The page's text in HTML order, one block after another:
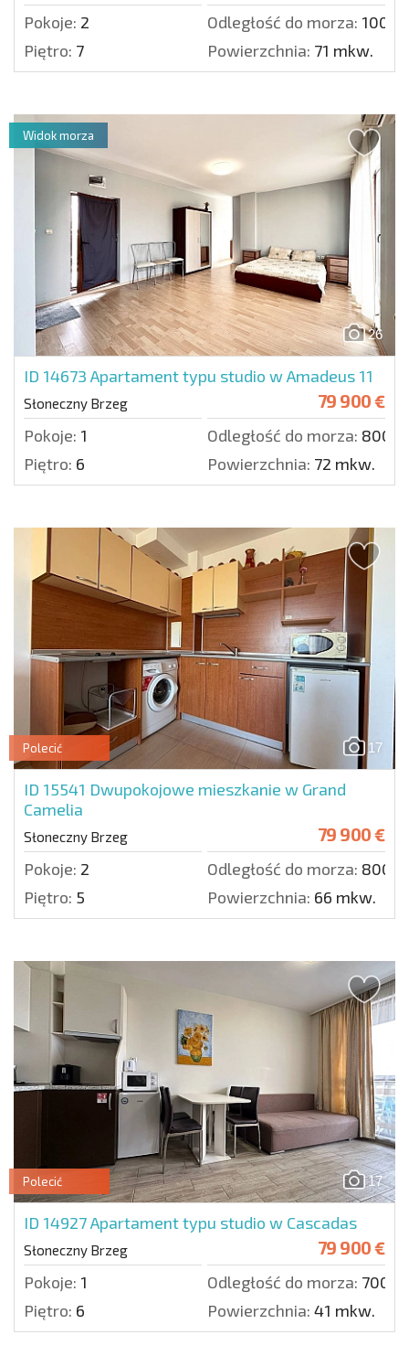
Pokoje: 2 Odległość do morza: 1000
Piętro: 7 Powierzchnia: 71 mkw.
26
ID 14673 Apartament typu studio w Amadeus 11
Słoneczny Brzeg 79 900 €
Pokoje: 1 Odległość do morza: 800
Piętro: 6 Powierzchnia: 72 mkw.
Widok morza
17
Polecić
ID 15541 Dwupokojowe mieszkanie w Grand
Camelia
Słoneczny Brzeg 79 900 €
Pokoje: 2 Odległość do morza: 800
Piętro: 5 Powierzchnia: 66 mkw.
17
Polecić
ID 14927Apartament typu studio w Cascadas
Słoneczny Brzeg 79 900 €
Pokoje: 1 Odległość do morza: 700
Piętro: 6 Powierzchnia: 41 mkw.